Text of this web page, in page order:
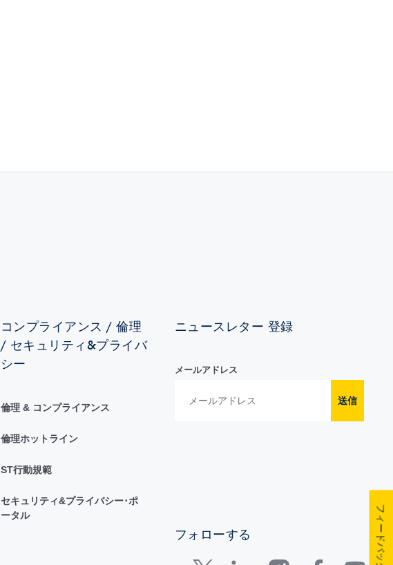
コンプライアンス / 倫理
/ セキュリティ&プライバ
シー
倫理 & コンプライアンス
倫理ホットライン
ST行動規範
セキュリティ&プライバシー･ポ
ータル
ニュースレター 登録
メールアドレス
送信
フォローする フィードバック